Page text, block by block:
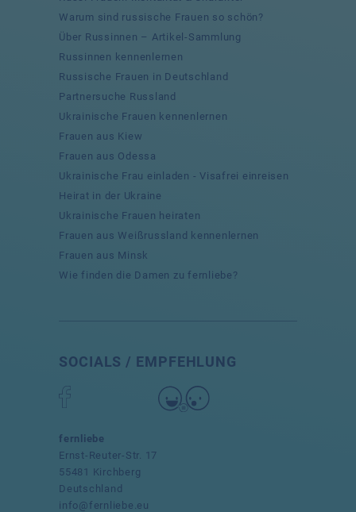
Warum sind russische Frauen so schön?
Über Russinnen – Artikel-Sammlung
Russinnen kennenlernen
Russische Frauen in Deutschland
Partnersuche Russland
Ukrainische Frauen kennenlernen
Frauen aus Kiew
Frauen aus Odessa
Ukrainische Frau einladen - Visafrei einreisen
Heirat in der Ukraine
Ukrainische Frauen heiraten
Frauen aus Weißrussland kennenlernen
Frauen aus Minsk
Wie finden die Damen zu fernliebe?
SOCIALS / EMPFEHLUNG
fernliebe
Ernst-Reuter-Str. 17
55481 Kirchberg
Deutschland
info@fernliebe.eu